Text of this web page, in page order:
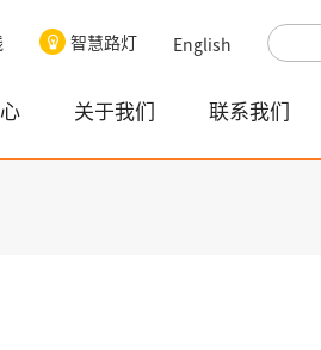
智慧路灯 English
关于我们 联系我们